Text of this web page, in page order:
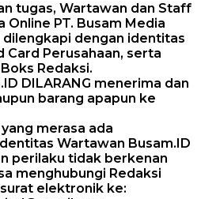
tugas, Wartawan dan Staff
Online PT. Busam Media
dilengkapi dengan identitas
Card Perusahaan, serta
Redaksi.
DILARANG menerima dan
barang apapun ke
merasa ada
Wartawan Busam.ID
perilaku tidak berkenan
menghubungi Redaksi
elektronik ke: